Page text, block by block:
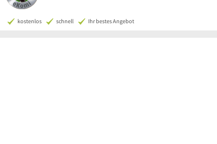
kostenlos schnell Ihr bestes Angebot